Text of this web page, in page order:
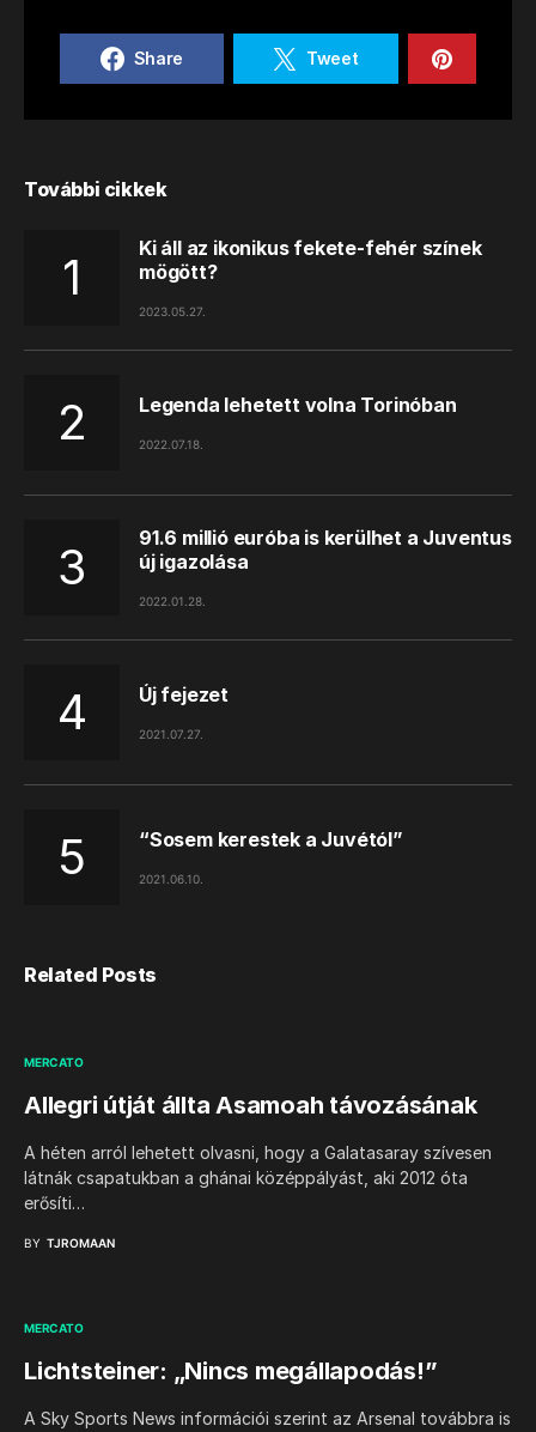
Share Tweet
További cikkek
Ki áll az ikonikus fekete-fehér színek
mögött?
2023.05.27.
Legenda lehetett volna Torinóban
2022.07.18.
91.6 millió euróba is kerülhet a Juventus
új igazolása
2022.01.28.
Új fejezet
2021.07.27.
“Sosem kerestek a Juvétól”
2021.06.10.
Related Posts
MERCATO
Allegri útját állta Asamoah távozásának
A héten arról lehetett olvasni, hogy a Galatasaray szívesen
látnák csapatukban a ghánai középpályást, aki 2012 óta
erősíti…
BY TJROMAAN
MERCATO
Lichtsteiner: „Nincs megállapodás!”
A Sky Sports News információi szerint az Arsenal továbbra is